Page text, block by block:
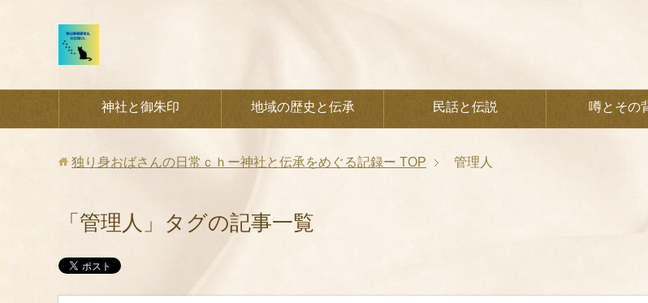
神社と御朱印 地域の歴史と伝承 民話と伝説 噂とその
独り身おばさんの日常ｃｈー神社と伝承をめぐる記録ー TOP 管理人
「管理人」タグの記事一覧